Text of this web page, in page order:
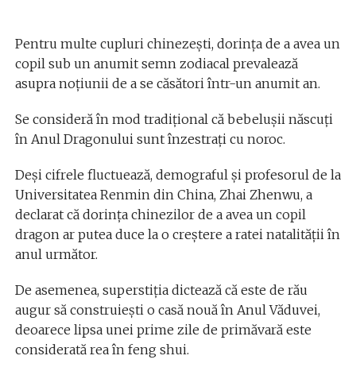
Pentru multe cupluri chinezeşti, dorinţa de a avea un
copil sub un anumit semn zodiacal prevalează
asupra noţiunii de a se căsători într-un anumit an.
Se consideră în mod tradiţional că bebeluşii născuţi
în Anul Dragonului sunt înzestraţi cu noroc.
Deşi cifrele fluctuează, demograful şi profesorul de la
Universitatea Renmin din China, Zhai Zhenwu, a
declarat că dorinţa chinezilor de a avea un copil
dragon ar putea duce la o creştere a ratei natalităţii în
anul următor.
De asemenea, superstiţia dictează că este de rău
augur să construieşti o casă nouă în Anul Văduvei,
deoarece lipsa unei prime zile de primăvară este
considerată rea în feng shui.